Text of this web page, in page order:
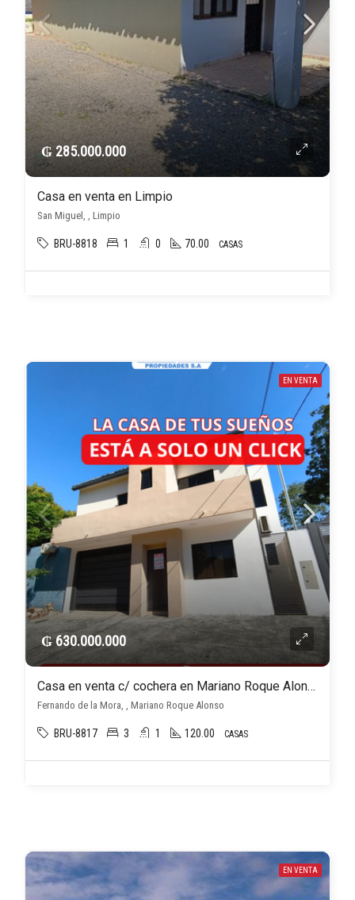
₲ 285.000.000
Casa en venta en Limpio
San Miguel, , Limpio
BRU-8818 1 0 70.00 CASAS
EN VENTA
₲ 630.000.000
Casa en venta c/ cochera en Mariano Roque Alonso
Fernando de la Mora, , Mariano Roque Alonso
BRU-8817 3 1 120.00 CASAS
EN VENTA